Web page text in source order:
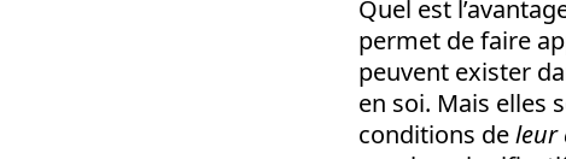
Quel est
permet de faire
peuvent exister
en soi. Mais elles
conditions deleur